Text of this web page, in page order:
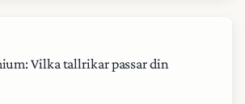
Vilka tallrikar passar din